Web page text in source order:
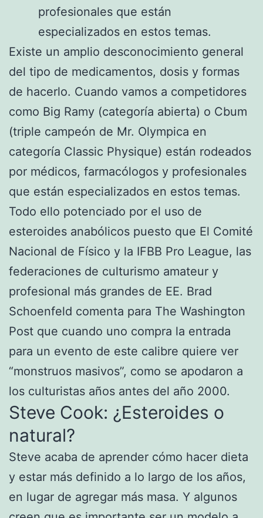
profesionales que están
especializados en estos temas.
Existe un amplio desconocimiento general
del tipo de medicamentos, dosis y formas
de hacerlo. Cuando vamos a competidores
como Big Ramy (categoría abierta) o Cbum
(triple campeón de Mr. Olympica en
categoría Classic Physique) están rodeados
por médicos, farmacólogos y profesionales
que están especializados en estos temas.
Todo ello potenciado por el uso de
esteroides anabólicos puesto que El Comité
Nacional de Físico y la IFBB Pro League, las
federaciones de culturismo amateur y
profesional más grandes de EE. Brad
Schoenfeld comenta para The Washington
Post que cuando uno compra la entrada
para un evento de este calibre quiere ver
“monstruos masivos”, como se apodaron a
los culturistas años antes del año 2000.
Steve Cook: ¿Esteroides o
natural?
Steve acaba de aprender cómo hacer dieta
y estar más definido a lo largo de los años,
en lugar de agregar más masa. Y algunos